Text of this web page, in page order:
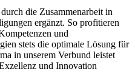
die Zusammenarbeit in
ergänzt. So profitieren
und
stets die optimale Lösung für
in unserem Verbund leistet
und Innovation